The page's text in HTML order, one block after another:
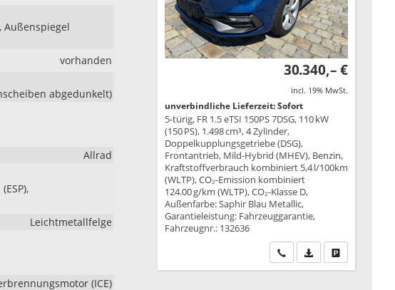
vorhanden
abgedunkelt)
Allrad
Leichtmetallfelge
(ICE)
30.340,– €
incl. 19% MwSt.
unverbindliche Lieferzeit: Sofort
5-türig, FR 1.5 eTSI 150PS 7DSG, 110 kW
(150 PS), 1.498 cm³, 4 Zylinder,
Doppelkupplungsgetriebe (DSG),
Frontantrieb, Mild-Hybrid (MHEV), Benzin,
Kraftstoffverbrauch kombiniert 5,4 l/100km
(WLTP), CO₂-Emission kombiniert
124.00 g/km (WLTP), CO₂-Klasse D,
Außenfarbe: Saphir Blau Metallic,
Garantieleistung: Fahrzeuggarantie,
Fahrzeugnr.: 132636
Wir rufen Sie an
PDF-Datei,Drucken,